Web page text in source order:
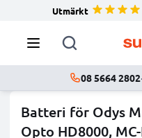
Utmärkt
08 5664 2802·
Batteri för Odys
Opto HD8000,